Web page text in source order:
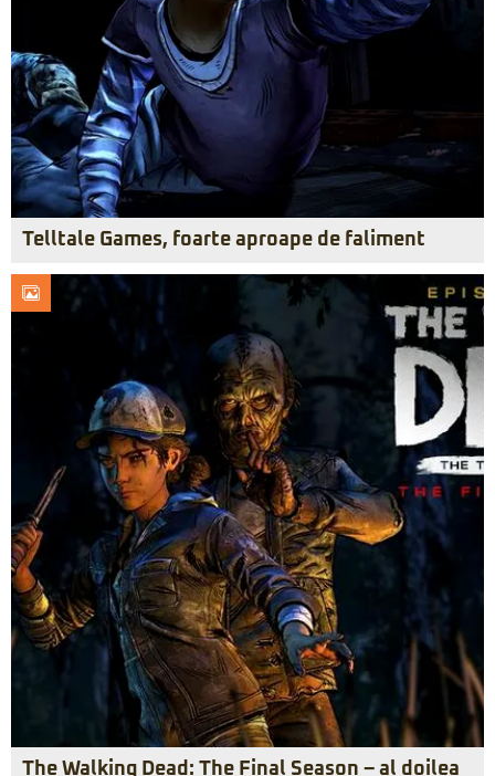
Telltale Games, foarte aproape de faliment
The Walking Dead: The Final Season – al doilea